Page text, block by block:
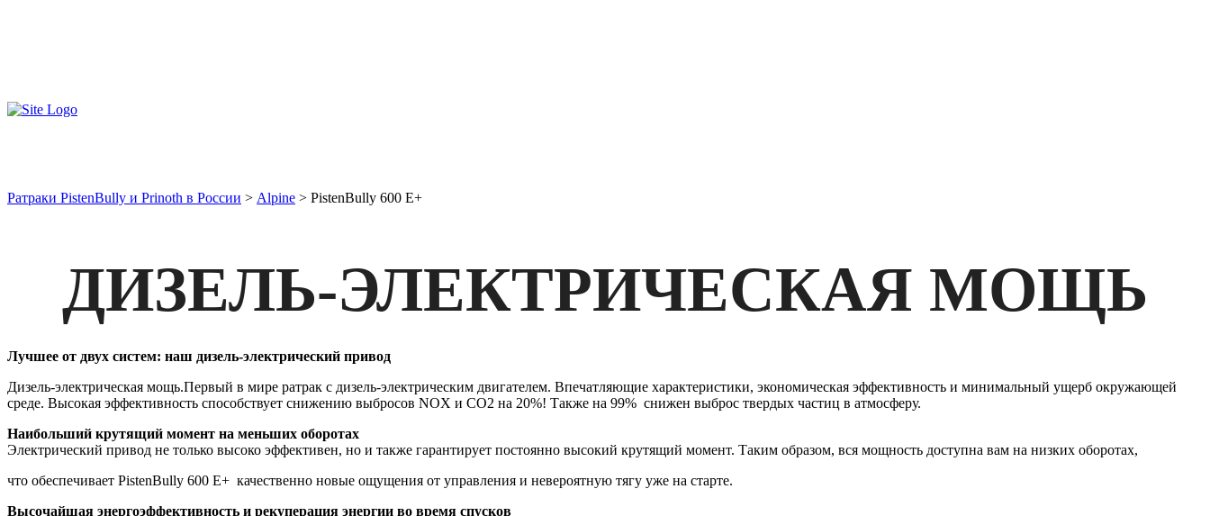
Ратраки PistenBully и Prinoth в России > Alpine > PistenBully 600 E+
ДИЗЕЛЬ-ЭЛЕКТРИЧЕСКАЯ МОЩЬ
Лучшее от двух систем: наш дизель-электрический привод
Дизель-электрическая мощь.Первый в мире ратрак с дизель-электрическим двигателем. Впечатляющие характеристики, экономическая эффективность и минимальный ущерб окружающей
среде. Высокая эффективность способствует снижению выбросов NOX и CO2 на 20%! Также на 99% снижен выброс твердых частиц в атмосферу.
Наибольший крутящий момент на меньших оборотах
Электрический привод не только высоко эффективен, но и также гарантирует постоянно высокий крутящий момент. Таким образом, вся мощность доступна вам на низких оборотах,
что обеспечивает PistenBully 600 E+ качественно новые ощущения от управления и невероятную тягу уже на старте.
Высочайшая энергоэффективность и рекуперация энергии во время спусков